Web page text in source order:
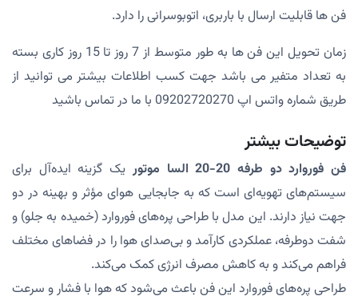
فن ها قابلیت ارسال با باربری، اتوبوسرانی را دارد.
زمان تحویل این فن ها به طور متوسط از 7 روز تا 15 روز کاری بسته
به تعداد متفیر می باشد جهت کسب اطلاعات بیشتر می توانید از
طریق شماره واتس اپ 09202720270 با ما در تماس باشید
توضیحات بیشتر
فن فوروارد دو طرفه 20-20 السا موتور
یک گزینه ایده‌آل برای
سیستم‌های تهویه‌ای است که به جابجایی هوای مؤثر و بهینه در دو
جهت نیاز دارند. این مدل با طراحی پره‌های فوروارد (خمیده به جلو) و
شفت دوطرفه، عملکردی کارآمد و بی‌صدای هوا را در فضاهای مختلف
فراهم می‌کند و به کاهش مصرف انرژی کمک می‌کند.
طراحی پره‌های فوروارد این فن باعث می‌شود که هوا با فشار و سرعت